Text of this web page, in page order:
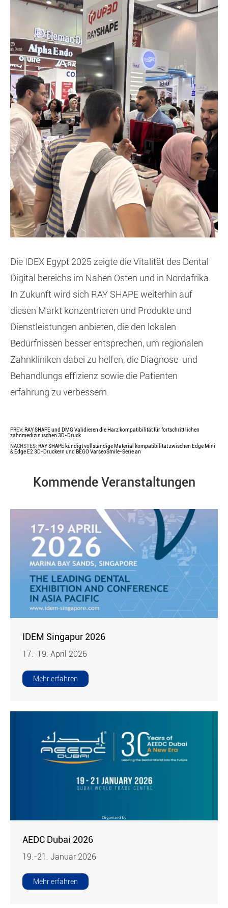
Die IDEX Egypt 2025 zeigte die Vitalität des Dental
Digital bereichs im Nahen Osten und in Nordafrika.
In Zukunft wird sich RAY SHAPE weiterhin auf
diesen Markt konzentrieren und Produkte und
Dienstleistungen anbieten, die den lokalen
Bedürfnissen besser entsprechen, um regionalen
Zahnkliniken dabei zu helfen, die Diagnose-und
Behandlungs effizienz sowie die Patienten
erfahrung zu verbessern.
PREV: RAY SHAPE und DMG Validieren die Harz kompatibilität für fortschritt lichen
zahnmedizin ischen 3D-Druck
NÄCHSTES: RAY SHAPE kündigt vollständige Material kompatibilität zwischen Edge Mini
& Edge E2 3D-Druckern und BEGO VarseoSmile-Serie an
Kommende Veranstaltungen
IDEM Singapur 2026
17.-19. April 2026
Mehr erfahren
AEDC Dubai 2026
19.-21. Januar 2026
Mehr erfahren